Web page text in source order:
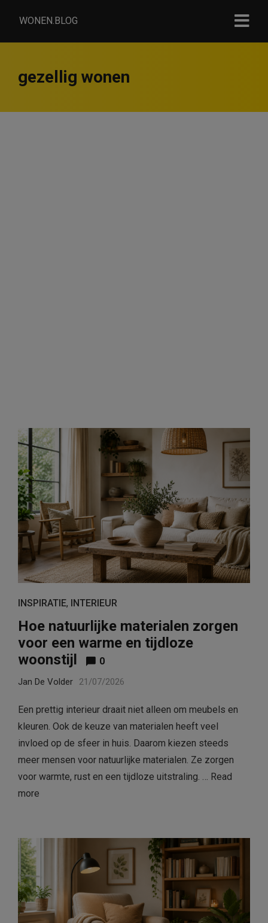
WONEN.BLOG
gezellig wonen
INSPIRATIE, INTERIEUR
Hoe natuurlijke materialen zorgen
voor een warme en tijdloze
woonstijl
0
Jan De Volder 21/07/2026
Een prettig interieur draait niet alleen om meubels en
kleuren. Ook de keuze van materialen heeft veel
invloed op de sfeer in huis. Daarom kiezen steeds
meer mensen voor natuurlijke materialen. Ze zorgen
voor warmte, rust en een tijdloze uitstraling. … Read
more